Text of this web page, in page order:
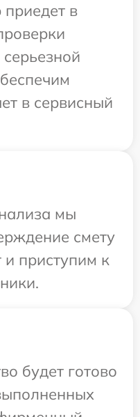
в
в сервисный
мы
смету
и приступим к
будет готово